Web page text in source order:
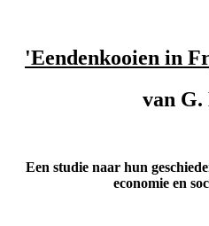
'Eendenkooien in
van G.
Een studie naar hun
economie en